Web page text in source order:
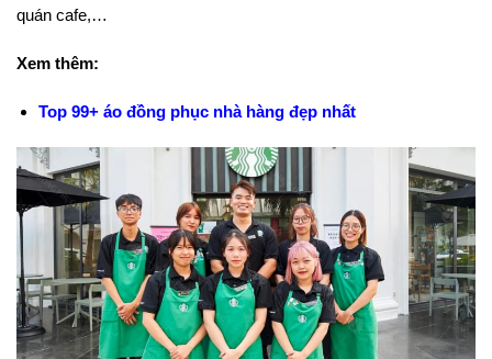
quán cafe,…
Xem thêm:
Top 99+ áo đồng phục nhà hàng đẹp nhất